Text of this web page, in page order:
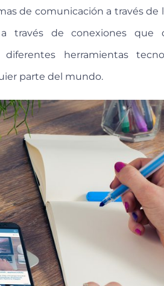
de comunicación a través de
través de conexiones que
herramientas
parte del mundo.